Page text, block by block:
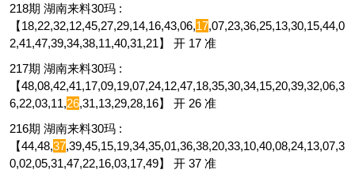
218期 湖南来料30玛 :
【18,22,32,12,45,27,29,14,16,43,06,17,07,23,36,25,13,30,15,44,0
2,41,47,39,34,38,11,40,31,21】 开 17 准
217期 湖南来料30玛 :
【48,08,42,41,17,09,19,07,24,12,47,18,35,30,34,15,20,39,32,06,3
6,22,03,11,26,31,13,29,28,16】 开 26 准
216期 湖南来料30玛 :
【44,48,37,39,45,15,19,34,35,01,36,38,20,33,10,40,08,24,13,07,3
0,02,05,31,47,22,16,03,17,49】 开 37 准